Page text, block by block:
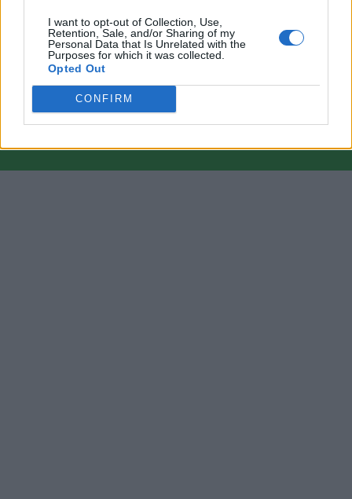
I want to opt-out of Collection, Use,
Retention, Sale, and/or Sharing of my
Personal Data that Is Unrelated with the
Purposes for which it was collected.
Opted Out
CONFIRM
giunti da internet, in quanto arrivati alla nostra attenzione attraverso regolari
comunicati stampa con immagini e testi allegati ed autorizzati alla pubblicazione, e
quindi valutati di pubblico dominio. Se i soggetti o gli autori avessero qualcosa in
contrario alla pubblicazione, non avranno che da segnalarlo alla redazione (indirizzo
redazione@napolimagazine.com), che provvederà prontamente alla rimozione.
proprietà di Napoli Magazine.